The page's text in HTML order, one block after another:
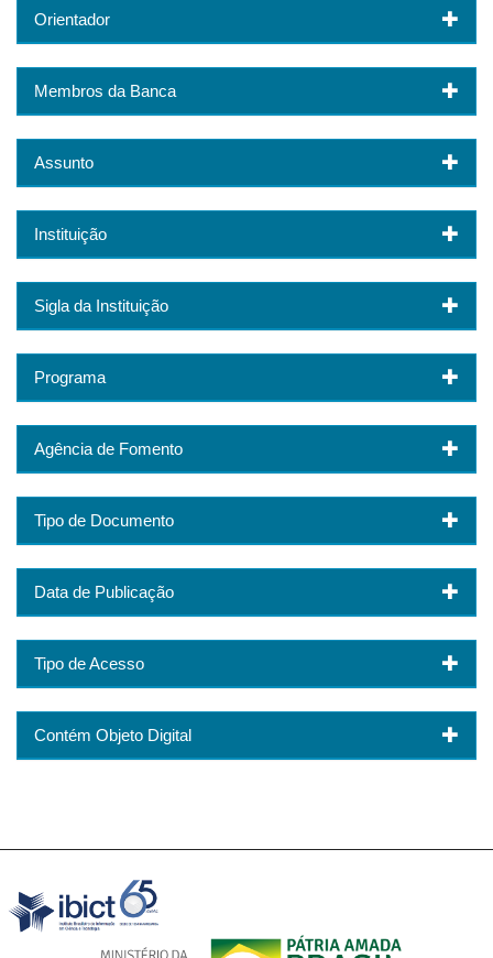
Orientador
Membros da Banca
Assunto
Instituição
Sigla da Instituição
Programa
Agência de Fomento
Tipo de Documento
Data de Publicação
Tipo de Acesso
Contém Objeto Digital